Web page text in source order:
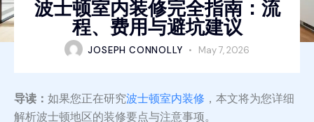
波士顿室内装修完全指南：流
程、费用与避坑建议
JOSEPH CONNOLLY May 7, 2026
导读： 如果您正在研究波士顿室内装修 ，本文将为您详细
解析波士顿地区的装修要点与注意事项。